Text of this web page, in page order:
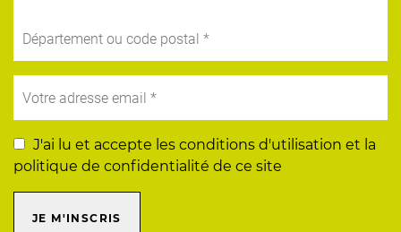
J'ai lu et accepte les conditions d'utilisation et la
politique de confidentialité de ce site
JE M'INSCRIS